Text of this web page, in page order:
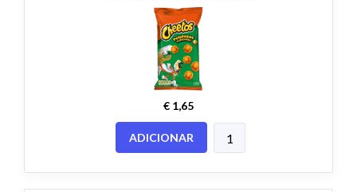
€ 1,65
ADICIONAR